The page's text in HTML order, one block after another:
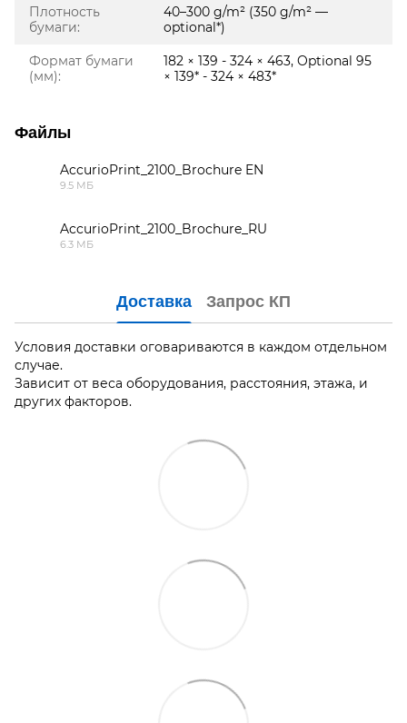
Плотность
бумаги:
40–300 g/m² (350 g/m² —
optional*)
Формат бумаги
(мм):
182 × 139 - 324 × 463, Optional 95
× 139* - 324 × 483*
Файлы
AccurioPrint_2100_Brochure EN
9.5 МБ
AccurioPrint_2100_Brochure_RU
6.3 МБ
Доставка Запрос КП
Условия доставки оговариваются в каждом отдельном
случае.
Зависит от веса оборудования, расстояния, этажа, и
других факторов.